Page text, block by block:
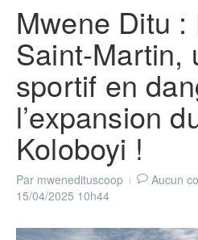
Mwene Ditu :
Saint-Martin,
sportif en
l’expansion
Koloboyi !
Par mwenedituscoop
Aucun
15/04/2025 10h44